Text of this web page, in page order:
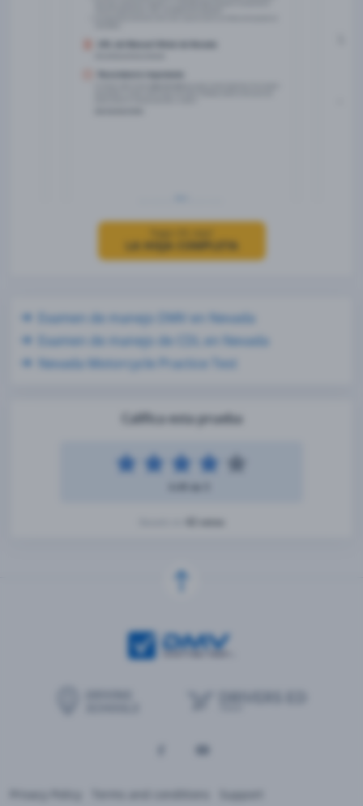
haga clic aquí
LA HOJA COMPLETA
Califica esta prueba
Examen de manejo DMV en Nevada
Examen de manejo de CDL en Nevada
Nevada Motorcycle Practice Test
Support